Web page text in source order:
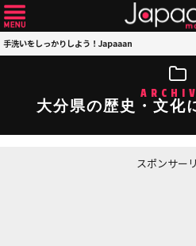
手洗いをしっかりしよう！Japaaan
大分県の歴史・文化
スポンサー